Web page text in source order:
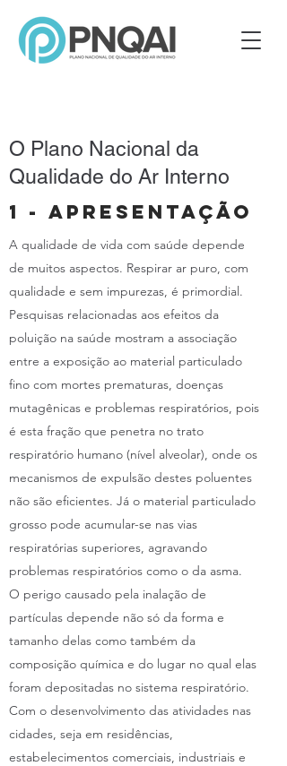
O Plano Nacional da
Qualidade do Ar Interno
1 - APRESENTAÇÃO
A qualidade de vida com saúde depende
de muitos aspectos. Respirar ar puro, com
qualidade e sem impurezas, é primordial.
Pesquisas relacionadas aos efeitos da
poluição na saúde mostram a associação
entre a exposição ao material particulado
fino com mortes prematuras, doenças
mutagênicas e problemas respiratórios, pois
é esta fração que penetra no trato
respiratório humano (nível alveolar), onde os
mecanismos de expulsão destes poluentes
não são eficientes. Já o material particulado
grosso pode acumular-se nas vias
respiratórias superiores, agravando
problemas respiratórios como o da asma.
O perigo causado pela inalação de
partículas depende não só da forma e
tamanho delas como também da
composição química e do lugar no qual elas
foram depositadas no sistema respiratório.
Com o desenvolvimento das atividades nas
cidades, seja em residências,
estabelecimentos comerciais, industriais e